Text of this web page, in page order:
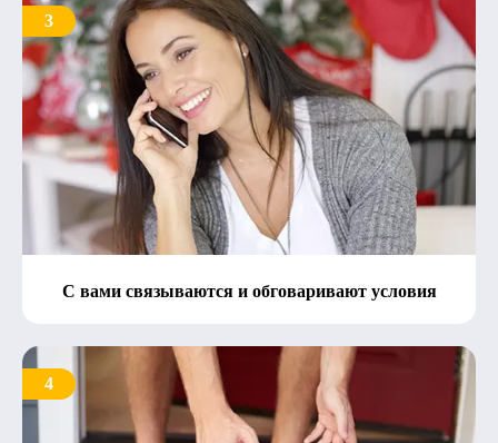
3
С вами связываются и обговаривают условия
4